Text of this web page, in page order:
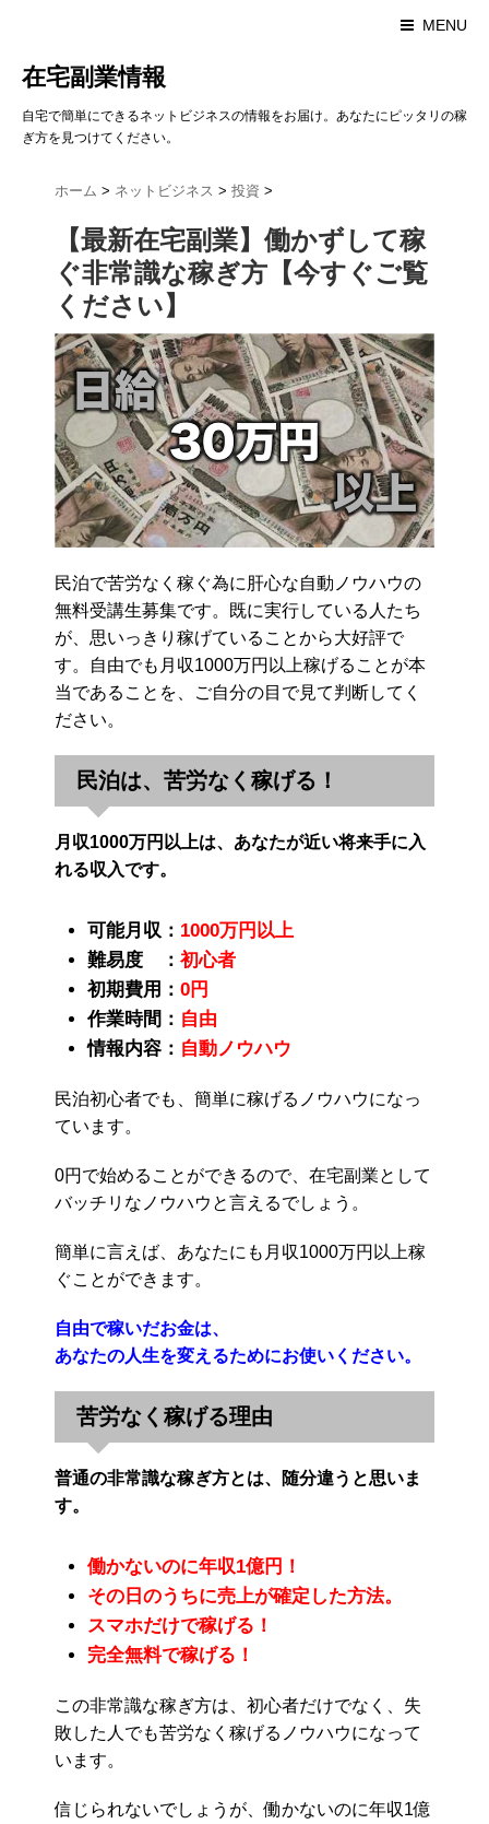
MENU
在宅副業情報
自宅で簡単にできるネットビジネスの情報をお届け。あなたにピッタリの稼
ぎ方を見つけてください。
ホーム > ネットビジネス > 投資 >
【最新在宅副業】働かずして稼
ぐ非常識な稼ぎ方【今すぐご覧
ください】
民泊で苦労なく稼ぐ為に肝心な自動ノウハウの
無料受講生募集です。既に実行している人たち
が、思いっきり稼げていることから大好評で
す。自由でも月収1000万円以上稼げることが本
当であることを、ご自分の目で見て判断してく
ださい。
民泊は、苦労なく稼げる！
月収1000万円以上は、あなたが近い将来手に入
れる収入です。
可能月収： 1000万円以上
難易度 ： 初心者
初期費用： 0円
作業時間： 自由
情報内容： 自動ノウハウ
民泊初心者でも、簡単に稼げるノウハウになっ
ています。
0円で始めることができるので、在宅副業として
バッチリなノウハウと言えるでしょう。
簡単に言えば、あなたにも月収1000万円以上稼
ぐことができます。
自由で稼いだお金は、
あなたの人生を変えるためにお使いください。
苦労なく稼げる理由
普通の非常識な稼ぎ方とは、随分違うと思いま
す。
働かないのに年収1億円！
その日のうちに売上が確定した方法。
スマホだけで稼げる！
完全無料で稼げる！
この非常識な稼ぎ方は、初心者だけでなく、失
敗した人でも苦労なく稼げるノウハウになって
います。
信じられないでしょうが、働かないのに年収1億